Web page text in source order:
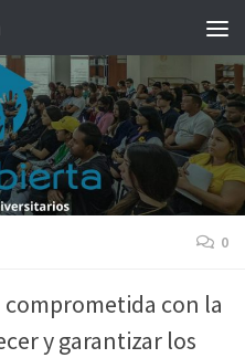
0
con la
y garantizar los